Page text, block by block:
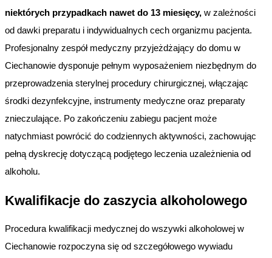
niektórych przypadkach nawet do 13 miesięcy, w zależności
od dawki preparatu i indywidualnych cech organizmu pacjenta.
Profesjonalny zespół medyczny przyjeżdżający do domu w
Ciechanowie dysponuje pełnym wyposażeniem niezbędnym do
przeprowadzenia sterylnej procedury chirurgicznej, włączając
środki dezynfekcyjne, instrumenty medyczne oraz preparaty
znieczulające. Po zakończeniu zabiegu pacjent może
natychmiast powrócić do codziennych aktywności, zachowując
pełną dyskrecję dotyczącą podjętego leczenia uzależnienia od
alkoholu.
Kwalifikacje do zaszycia alkoholowego
Procedura kwalifikacji medycznej do wszywki alkoholowej w
Ciechanowie rozpoczyna się od szczegółowego wywiadu